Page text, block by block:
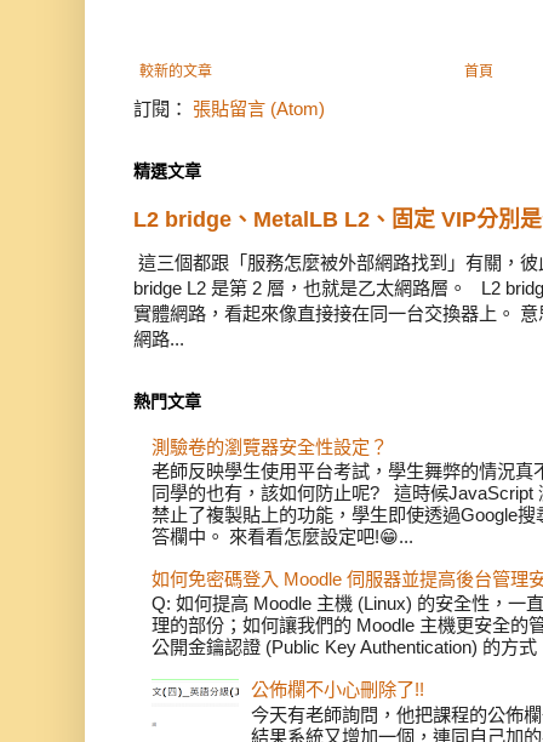
較新的文章 首頁
訂閱： 張貼留言 (Atom)
精選文章
L2 bridge、MetalLB L2、固定 VIP分別
這三個都跟「服務怎麼被外部網路找到」有關，
bridge L2 是第 2 層，也就是乙太網路層。 L2
實體網路，看起來像直接接在同一台交換器上。
網路...
熱門文章
測驗卷的瀏覽器安全性設定？
老師反映學生使用平台考試，學生舞弊的情況真
同學的也有，該如何防止呢? 這時候JavaScript
禁止了複製貼上的功能，學生即使透過Google
答欄中。 來看看怎麼設定吧!😁...
如何免密碼登入 Moodle 伺服器並提高後台管理
Q: 如何提高 Moodle 主機 (Linux) 的安全性，一
理的部份；如何讓我們的 Moodle 主機更安全的
公開金鑰認證 (Public Key Authentication) 的方
公佈欄不小心刪除了!!
今天有老師詢問，他把課程的公佈
結果系統又增加一個，連同自己加